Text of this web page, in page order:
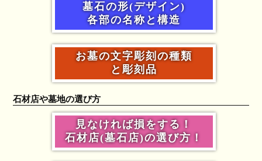
墓石の形(デザイン)
各部の名称と構造
お墓の文字彫刻の種類
と彫刻品
石材店や墓地の選び方
見なければ損をする！
石材店(墓石店)の選び方！